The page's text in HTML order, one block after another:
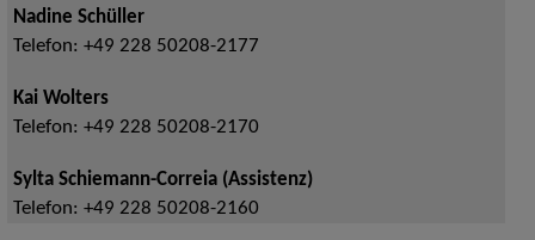
Nadine Schüller
Telefon: +49 228 50208-2177
Kai Wolters
Telefon: +49 228 50208-2170
Sylta Schiemann-Correia (Assistenz)
Telefon: +49 228 50208-2160